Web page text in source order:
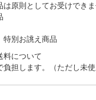
原則としてお受けでき
特別お誂え商品
料について
担します。（ただし未使